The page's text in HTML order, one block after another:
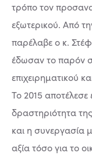
τρόπο τον
εξωτερικού. Από
παρέλαβε ο κ.
έδωσαν το παρόν
επιχειρηματικού
Το 2015
δραστηριότητα
και η συνεργασία
αξία τόσο για το